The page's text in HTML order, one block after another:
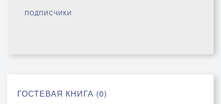
ПОДПИСЧИКИ
ГОСТЕВАЯ КНИГА (0)